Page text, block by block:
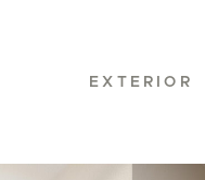
EXTERIOR